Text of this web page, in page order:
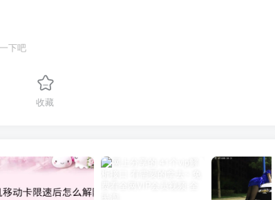
下吧
收藏